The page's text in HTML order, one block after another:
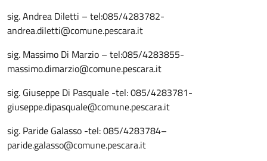
sig. Andrea Diletti – tel:085/4283782-
andrea.diletti@comune.pescara.it
sig. Massimo Di Marzio – tel:085/4283855-
massimo.dimarzio@comune.pescara.it
sig. Giuseppe Di Pasquale -tel: 085/4283781-
giuseppe.dipasquale@comune.pescara.it
sig. Paride Galasso -tel: 085/4283784–
paride.galasso@comune.pescara.it